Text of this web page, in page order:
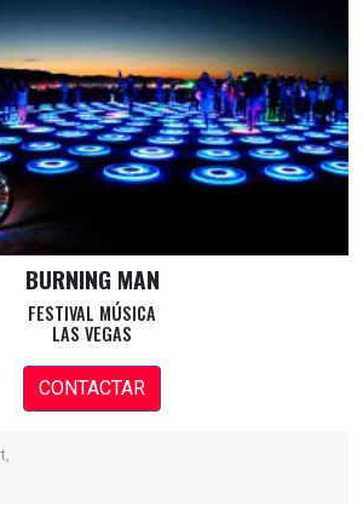
BURNING MAN
FESTIVAL MÚSICA
LAS VEGAS
CONTACTAR